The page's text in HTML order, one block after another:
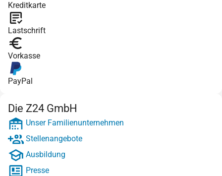
Kreditkarte
Lastschrift
Vorkasse
PayPal
Die Z24 GmbH
Unser Familienunternehmen
Stellenangebote
Ausbildung
Presse